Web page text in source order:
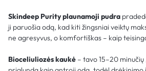
Skindeep Purity plaunamoji pudra
ji paruošia odą, kad kiti žingsniai veiktų
ne agresyvus, o komfortiškas – kaip
Bioceliuliozės kaukė – tavo 15–20 minučių